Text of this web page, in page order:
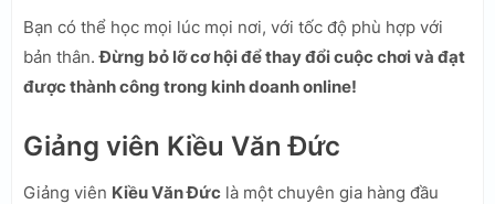
Bạn có thể học mọi lúc mọi nơi, với tốc độ phù hợp với
bản thân.Đừng bỏ lỡ cơ hội để thay đổi cuộc chơi và đạt
được thành công trong kinh doanh online!
Giảng viên Kiều Văn Đức
Giảng viên Kiều Văn Đức là một chuyên gia hàng đầu